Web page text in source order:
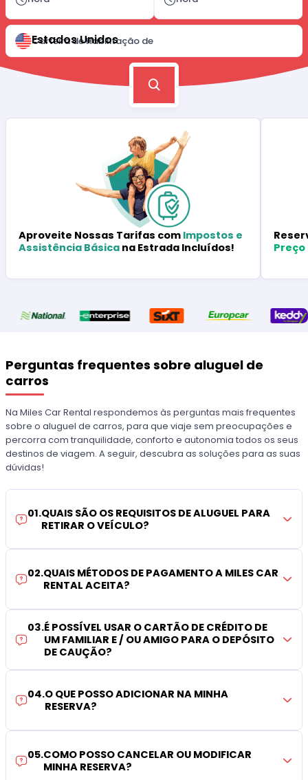
Carteira de Habilitação de
Estados Unidos
Aproveite Nossas Tarifas com Impostos e
Assistência Básica na Estrada Incluídos!
Preço
Perguntas frequentes sobre aluguel de
carros
Na Miles Car Rental respondemos às perguntas mais frequentes
sobre o aluguel de carros, para que viaje sem preocupações e
percorra com tranquilidade, conforto e autonomia todos os seus
destinos de viagem. A seguir, descubra as soluções para as suas
dúvidas!
01.QUAIS SÃO OS REQUISITOS DE ALUGUEL PARA
RETIRAR O VEÍCULO?
02.QUAIS MÉTODOS DE PAGAMENTO A MILES CAR
RENTAL ACEITA?
03.É POSSÍVEL USAR O CARTÃO DE CRÉDITO DE
UM FAMILIAR E / OU AMIGO PARA O DEPÓSITO
DE CAUÇÃO?
04.O QUE POSSO ADICIONAR NA MINHA
RESERVA?
05.COMO POSSO CANCELAR OU MODIFICAR
MINHA RESERVA?